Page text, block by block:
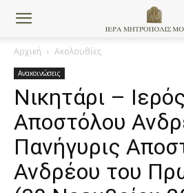
Αρχική Ακολουθίες
Ανακοινώσεις
Νικητάρι –
Αποστόλου
Πανήγυρις
Ανδρέου του